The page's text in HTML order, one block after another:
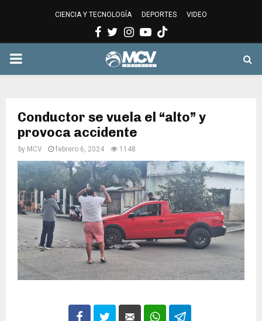
CIENCIA Y TECNOLOGÍA DEPORTES VIDEO
Facebook
Twitter
Instagram
Youtube
PRIMARY
Conductor se vuela el “alto” y
provoca accidente
by MCV febrero 6, 2024 1148